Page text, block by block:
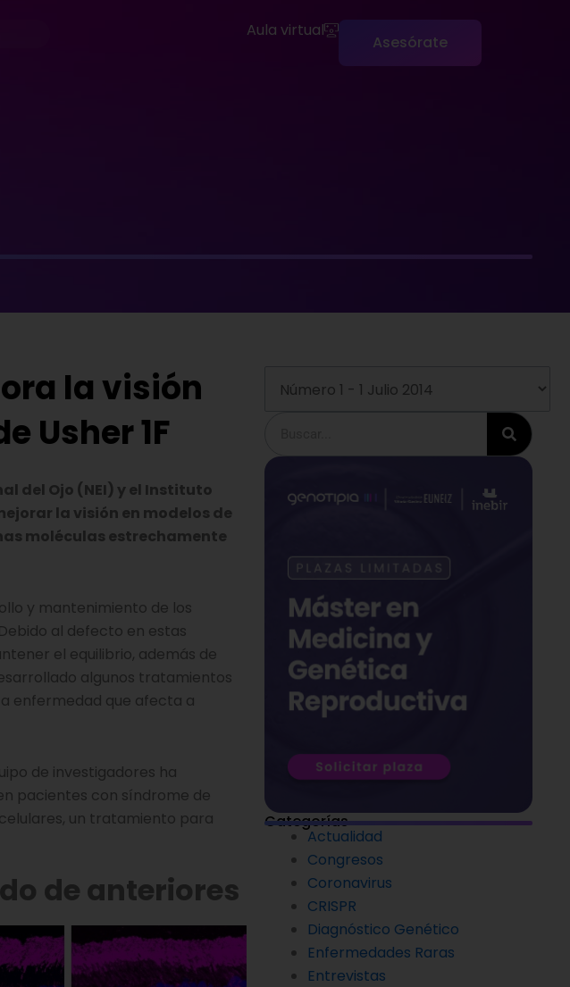
Aula virtual
Asesórate
la visión
Usher 1F
del Ojo (NEI) y el Instituto
la visión en modelos de
moléculas estrechamente
y mantenimiento de los
al defecto en estas
el equilibrio, además de
algunos tratamientos
enfermedad que afecta a
de investigadores ha
pacientes con síndrome de
un tratamiento para
de anteriores
Categorías
Actualidad
Congresos
Coronavirus
CRISPR
Diagnóstico Genético
Enfermedades Raras
Entrevistas